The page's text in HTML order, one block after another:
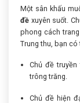
Một sân khấu
đề xuyên suốt.
phong cách
Trung thu, bạn có
Chủ đề
trông trăng.
Chủ đề hiện